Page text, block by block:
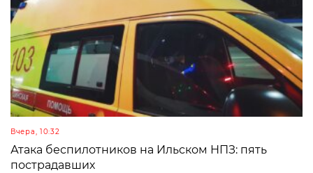
Вчера, 10:32
Атака беспилотников на Ильском НПЗ: пять
пострадавших